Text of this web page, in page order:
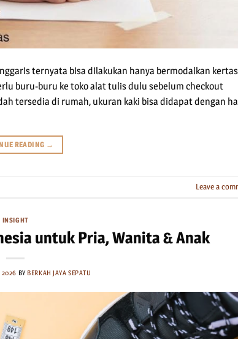
ternyata bisa dilakukan hanya bermodalkan kertas
buru-buru ke toko alat tulis dulu sebelum checkout
tersedia di rumah, ukuran kaki bisa didapat dengan
READING →
Leave a
INSIGHT
untuk Pria, Wanita & Anak
2026 BY BERKAH JAYA SEPATU